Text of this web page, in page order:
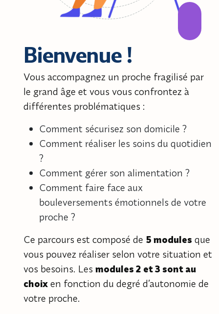
Bienvenue !
Vous accompagnez un proche fragilisé par
le grand âge et vous vous confrontez à
différentes problématiques :
Comment sécurisez son domicile ?
Comment réaliser les soins du quotidien
?
Comment gérer son alimentation ?
Comment faire face aux
bouleversements émotionnels de votre
proche ?
Ce parcours est composé de 5 modules que
vous pouvez réaliser selon votre situation et
vos besoins. Les modules 2 et 3 sont au
choix en fonction du degré d’autonomie de
votre proche.